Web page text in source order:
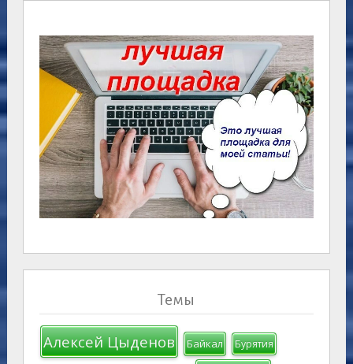
Темы
Алексей Цыденов Байкал Бурятия